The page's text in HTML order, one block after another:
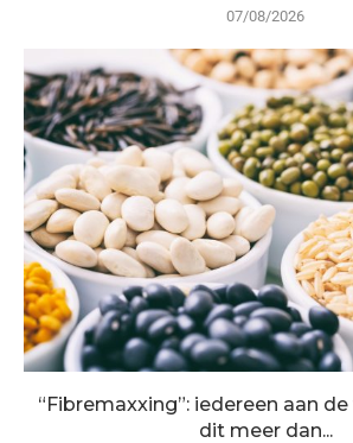
07/08/2026
“Fibremaxxing”: iedereen aan
dit meer dan...